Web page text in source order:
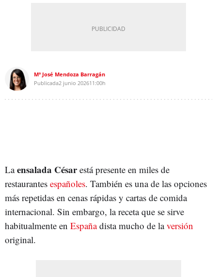
Mª José Mendoza Barragán
Publicada2 junio 202611:00h
Laensalada Césarestá presente en miles de
restaurantes españoles. También es una de las opciones
más repetidas en cenas rápidas y cartas de comida
internacional. Sin embargo, la receta que se sirve
habitualmente en Españadista mucho de laversión
original.